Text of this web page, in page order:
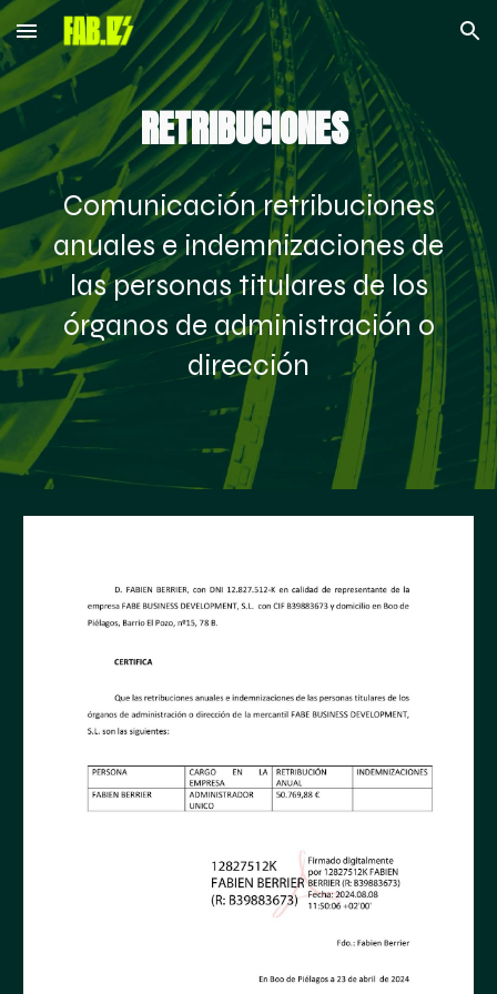
Skip to main content Skip to navigation
RETRIBUCIONES
Comunicación retribuciones
anuales e indemnizaciones de
las personas titulares de los
órganos de administración o
dirección